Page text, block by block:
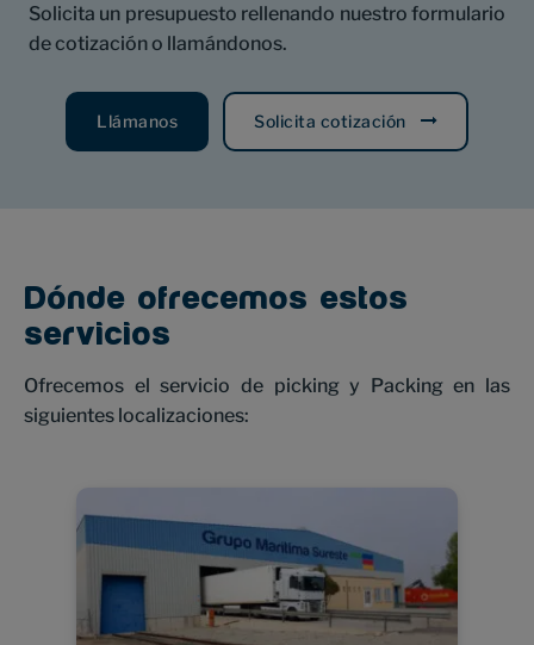
Solicita un presupuesto rellenando nuestro formulario
de cotización o llamándonos.
Llámanos Solicita cotización
Dónde ofrecemos estos
servicios
Ofrecemos el servicio de picking y Packing en las
siguientes localizaciones: